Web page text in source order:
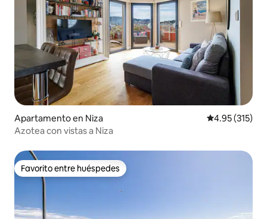
Apartamento en Niza Calificación
4.95 (315)
Azotea con vistas a Niza
Favorito entre huéspedes
Favorito entre huéspedes